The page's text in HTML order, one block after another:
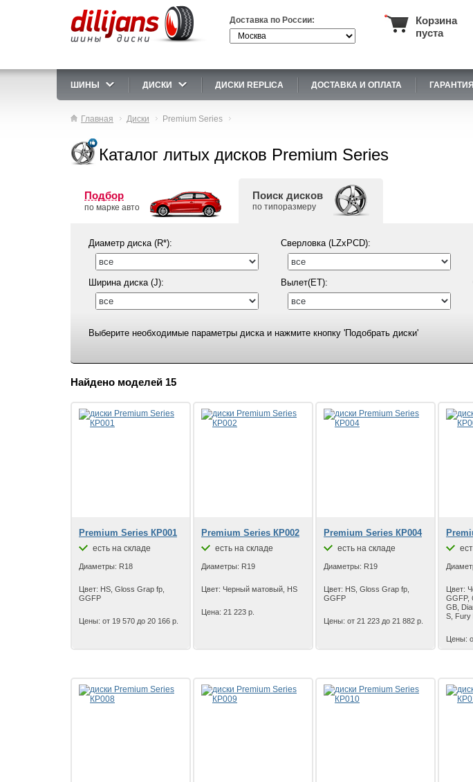
Доставка по России:
Корзина
пуста
ШИНЫ ДИСКИ ДИСКИ REPLICA ДОСТАВКА И ОПЛАТА ГАРАНТИЯ
Главная Диски Premium Series
Каталог литых дисков Premium Series
Подбор
по марке авто
Поиск дисков
по типоразмеру
Диаметр диска (R*): Сверловка (LZxPCD):
Ширина диска (J): Вылет(ET):
Выберите необходимые параметры диска и нажмите кнопку 'Подобрать диски'
Найдено моделей 15
Premium Series КР001
есть на складе
Диаметры: R18
Цвет: HS, Gloss Grap fp,
GGFP
Цены: от 19 570 до 20 166 р.
Premium Series КР002
есть на складе
Диаметры: R19
Цвет: Черный матовый, HS
Цена: 21 223 р.
Premium Series КР004
есть на складе
Диаметры: R19
Цвет: HS, Gloss Grap fp,
GGFP
Цены: от 21 223 до 21 882 р.
Цвет:
GGFP,
GB,
S, Fury
Цены: